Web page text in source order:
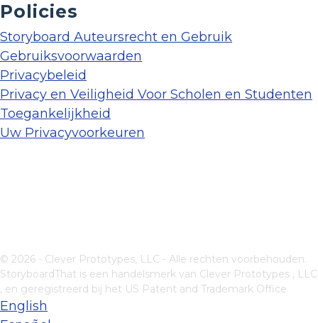
Policies
Storyboard Auteursrecht en Gebruik
Gebruiksvoorwaarden
Privacybeleid
Privacy en Veiligheid Voor Scholen en Studenten
Toegankelijkheid
Uw Privacyvoorkeuren
© 2026 - Clever Prototypes, LLC - Alle rechten voorbehouden.
StoryboardThat is een handelsmerk van Clever Prototypes , LLC
, en geregistreerd bij het US Patent and Trademark Office
English